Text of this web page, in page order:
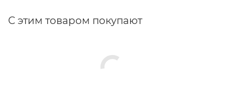
С этим товаром покупают